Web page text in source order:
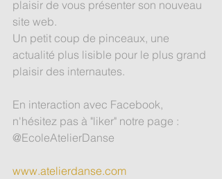
plaisir de vous présenter son nouveau
site web.
Un petit coup de pinceaux, une
actualité plus lisible pour le plus grand
plaisir des internautes.
En interaction avec Facebook,
n'hésitez pas à "liker" notre page :
@EcoleAtelierDanse
www.atelierdanse.com